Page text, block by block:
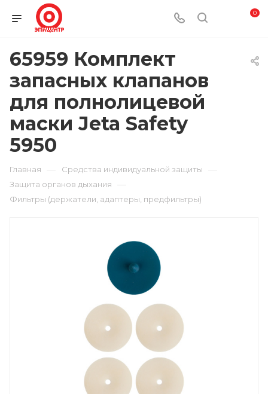
0
65959 Комплект
запасных клапанов
для полнолицевой
маски Jeta Safety
5950
Главная — Средства индивидуальной защиты —
Защита органов дыхания —
Фильтры (держатели, адаптеры, предфильтры)